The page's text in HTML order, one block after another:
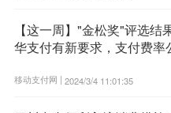
【这一周】"金松奖"评选结
华支付有新要求，支付费率
移动支付网 | 2024/3/4 11:01:35